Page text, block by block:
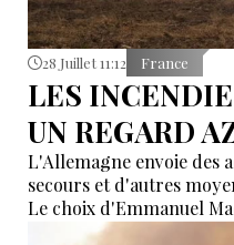
28 Juillet 11:12 France
LES
UN REGARD
L'Allemagne envoie des
secours et d'autres
Le choix d'Emmanuel
allemand a eu une